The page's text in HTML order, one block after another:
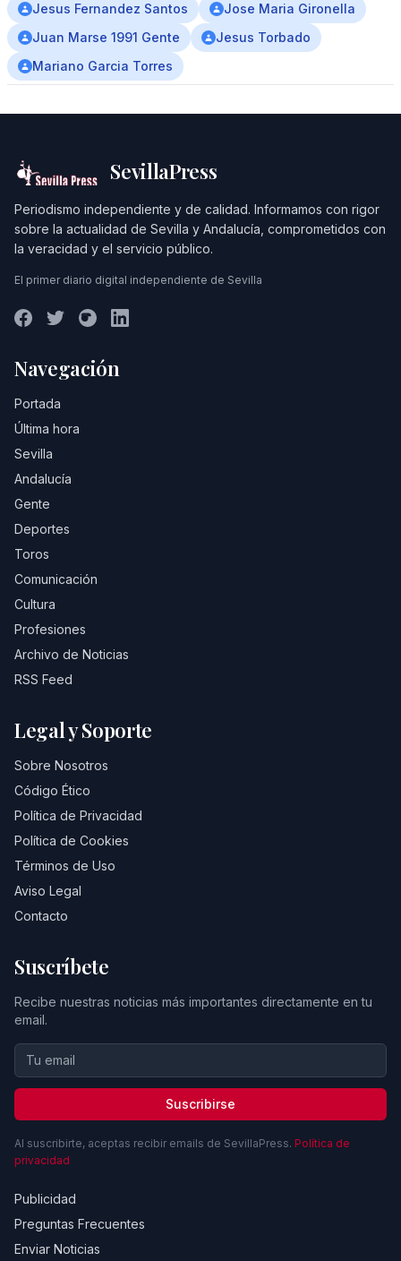
Jesus Fernandez Santos
Jose Maria Gironella
Juan Marse 1991 Gente
Jesus Torbado
Mariano Garcia Torres
SevillaPress
Periodismo independiente y de calidad. Informamos con rigor
sobre la actualidad de Sevilla y Andalucía, comprometidos con
la veracidad y el servicio público.
El primer diario digital independiente de Sevilla
Navegación
Portada
Última hora
Sevilla
Andalucía
Gente
Deportes
Toros
Comunicación
Cultura
Profesiones
Archivo de Noticias
RSS Feed
Legal y Soporte
Sobre Nosotros
Código Ético
Política de Privacidad
Política de Cookies
Términos de Uso
Aviso Legal
Contacto
Suscríbete
Recibe nuestras noticias más importantes directamente en tu
email.
Suscribirse
Al suscribirte, aceptas recibir emails de SevillaPress. Política de
privacidad
Publicidad
Preguntas Frecuentes
Enviar Noticias